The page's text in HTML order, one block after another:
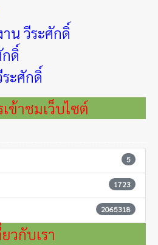
น วีระศักดิ์
ดิ์
ะศักดิ์
ข้าชมเว็บไซต์
5
1723
2065318
ยวกับเรา